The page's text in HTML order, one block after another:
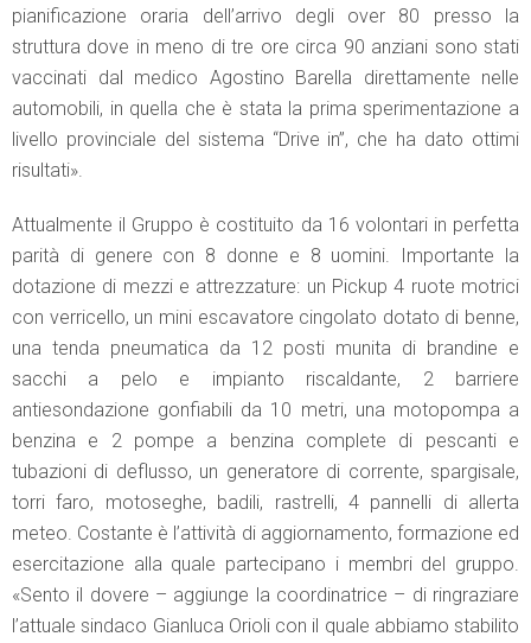
pianificazione oraria dell’arrivo degli over 80 presso la
struttura dove in meno di tre ore circa 90 anziani sono stati
vaccinati dal medico Agostino Barella direttamente nelle
automobili, in quella che è stata la prima sperimentazione a
livello provinciale del sistema “Drive in”, che ha dato ottimi
risultati».
Attualmente il Gruppo è costituito da 16 volontari in perfetta
parità di genere con 8 donne e 8 uomini. Importante la
dotazione di mezzi e attrezzature: un Pickup 4 ruote motrici
con verricello, un mini escavatore cingolato dotato di benne,
una tenda pneumatica da 12 posti munita di brandine e
sacchi a pelo e impianto riscaldante, 2 barriere
antiesondazione gonfiabili da 10 metri, una motopompa a
benzina e 2 pompe a benzina complete di pescanti e
tubazioni di deflusso, un generatore di corrente, spargisale,
torri faro, motoseghe, badili, rastrelli, 4 pannelli di allerta
meteo. Costante è l’attività di aggiornamento, formazione ed
esercitazione alla quale partecipano i membri del gruppo.
«Sento il dovere – aggiunge la coordinatrice – di ringraziare
l’attuale sindaco Gianluca Orioli con il quale abbiamo stabilito